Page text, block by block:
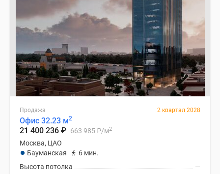
Продажа 2 квартал 2028
Офис 32.23 м2
21 400 236 ₽ 663 985₽/м2
Москва, ЦАО
Бауманская
6 мин.
—
Высота потолка